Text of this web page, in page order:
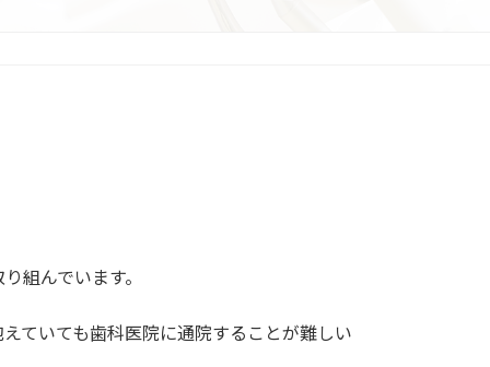
組んでいます。
ていても歯科医院に通院することが難しい